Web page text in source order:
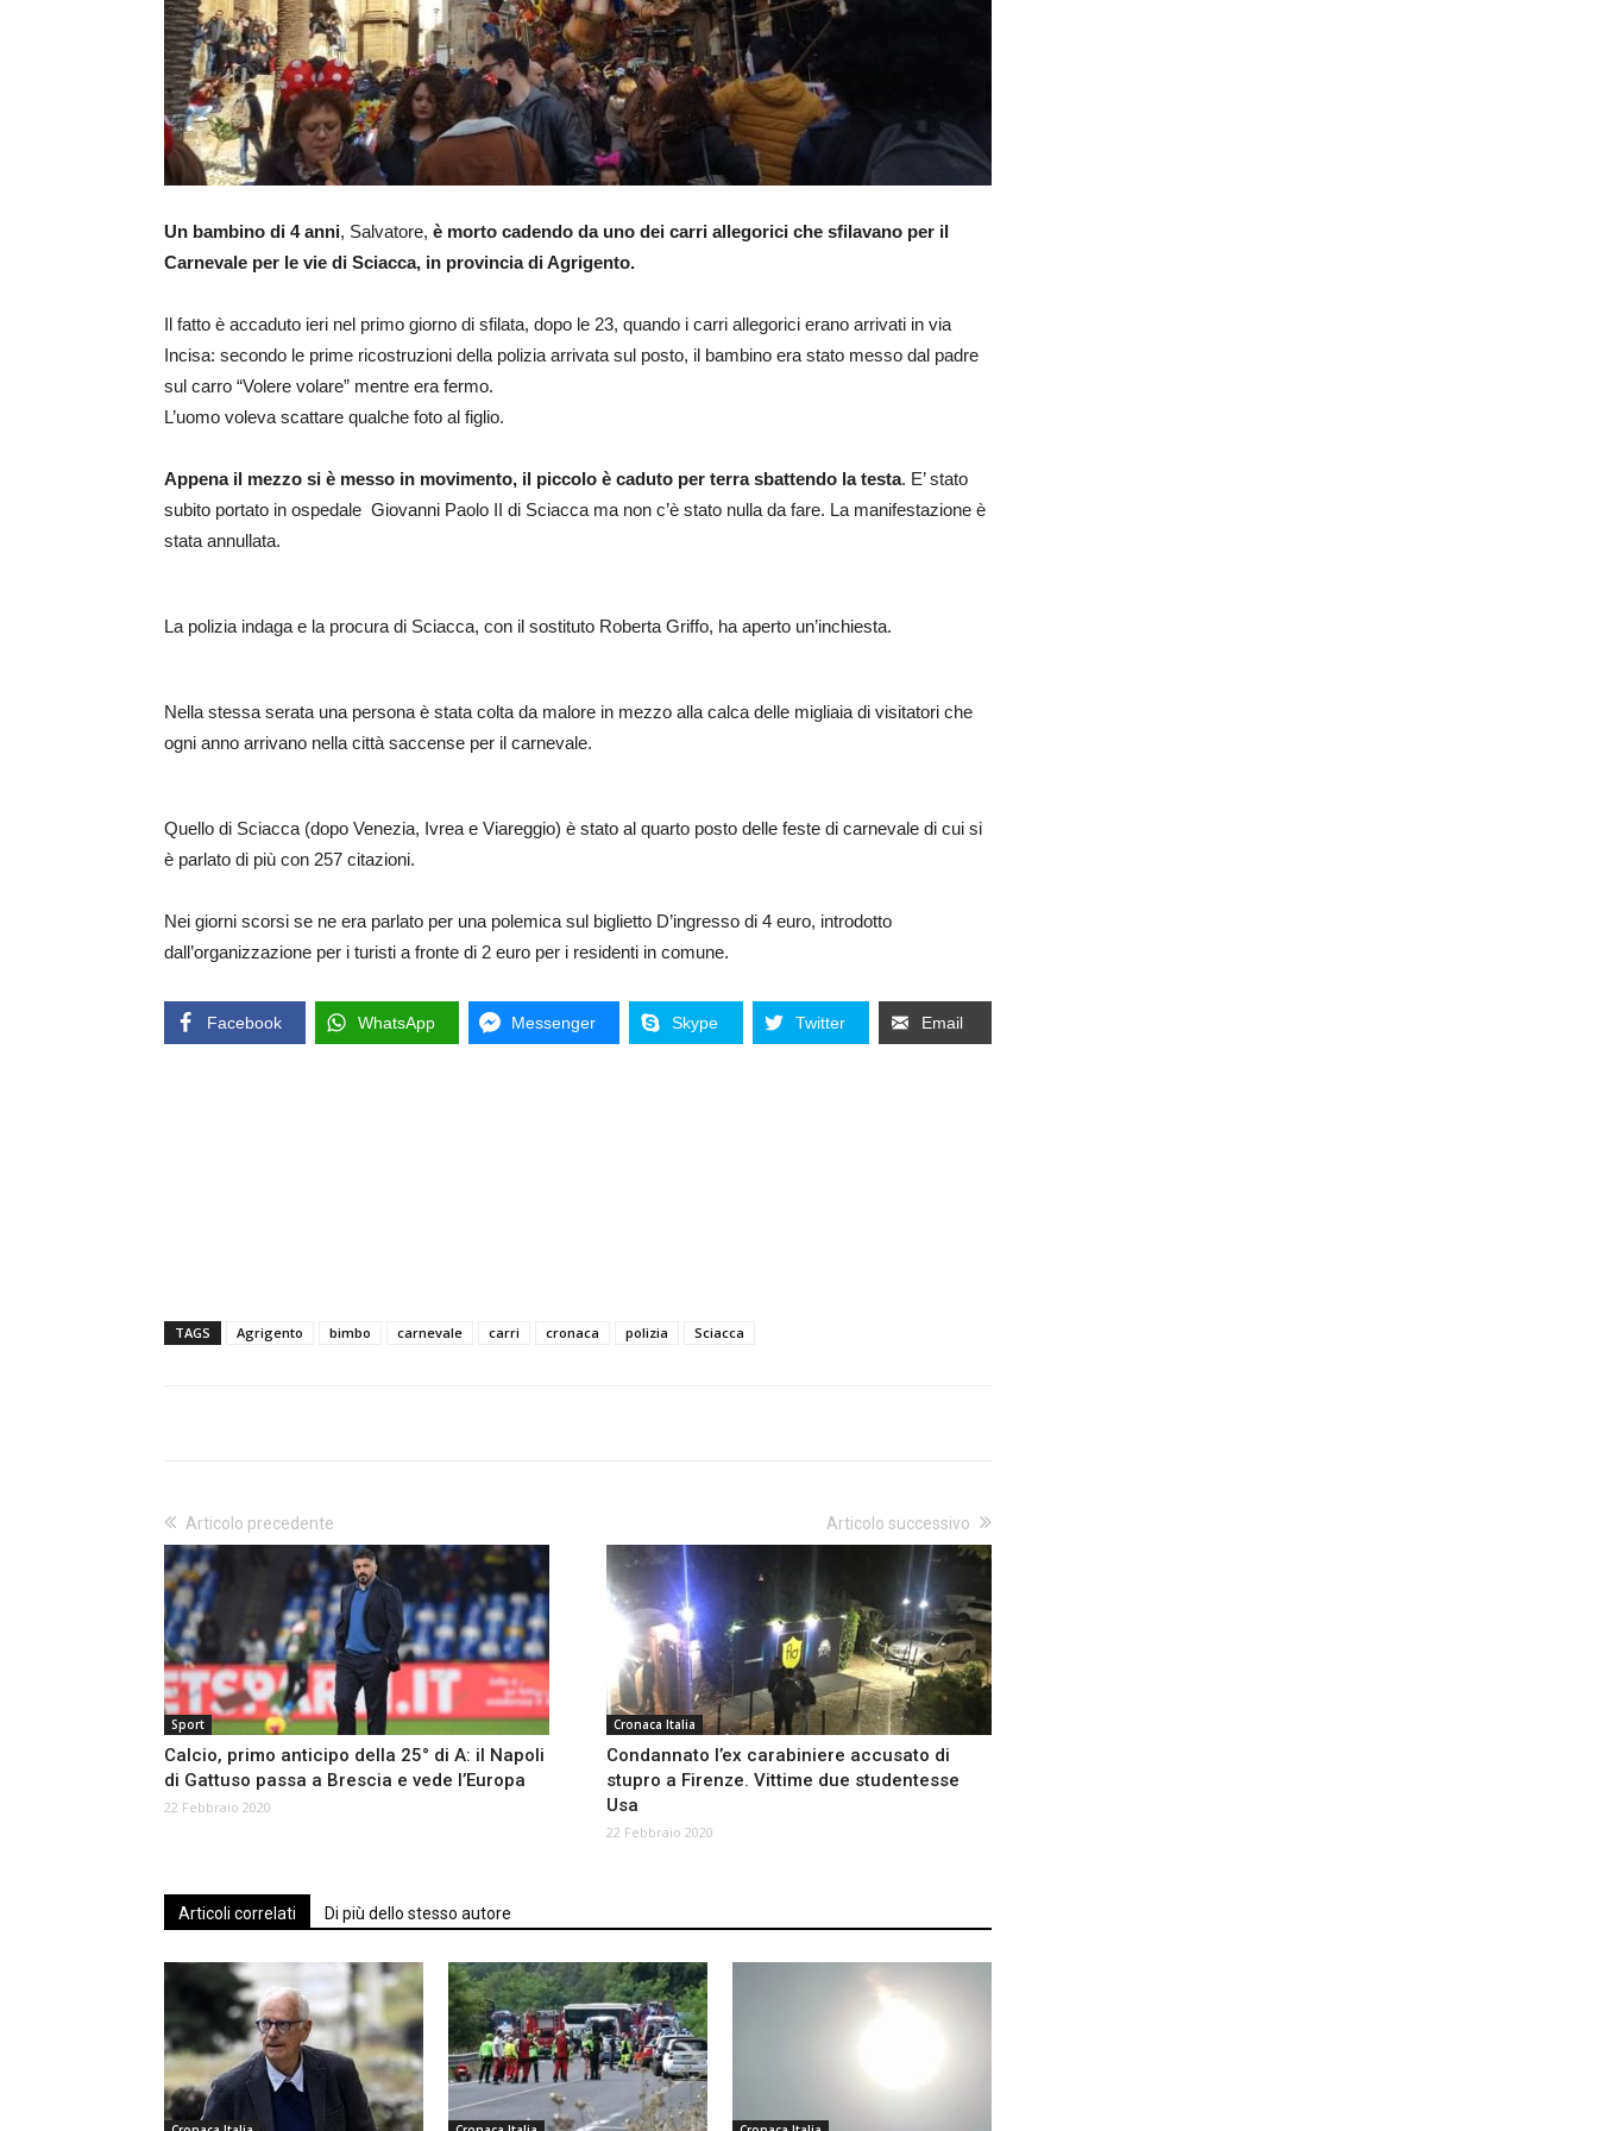
Un bambino di 4 anni, Salvatore, è morto cadendo da uno dei carri allegorici che sfilavano per il
Carnevale per le vie di Sciacca, in provincia di Agrigento.
Il fatto è accaduto ieri nel primo giorno di sfilata, dopo le 23, quando i carri allegorici erano arrivati in via
Incisa: secondo le prime ricostruzioni della polizia arrivata sul posto, il bambino era stato messo dal padre
sul carro “Volere volare” mentre era fermo.
L’uomo voleva scattare qualche foto al figlio.
Appena il mezzo si è messo in movimento, il piccolo è caduto per terra sbattendo la testa. E’ stato
subito portato in ospedale Giovanni Paolo II di Sciacca ma non c’è stato nulla da fare. La manifestazione è
stata annullata.
La polizia indaga e la procura di Sciacca, con il sostituto Roberta Griffo, ha aperto un’inchiesta.
Nella stessa serata una persona è stata colta da malore in mezzo alla calca delle migliaia di visitatori che
ogni anno arrivano nella città saccense per il carnevale.
Quello di Sciacca (dopo Venezia, Ivrea e Viareggio) è stato al quarto posto delle feste di carnevale di cui si
è parlato di più con 257 citazioni.
Nei giorni scorsi se ne era parlato per una polemica sul biglietto D’ingresso di 4 euro, introdotto
dall’organizzazione per i turisti a fronte di 2 euro per i residenti in comune.
Facebook WhatsApp Messenger Skype Twitter Email
TAGS Agrigento bimbo carnevale carri cronaca polizia Sciacca
Articolo precedente
Sport
Calcio, primo anticipo della 25° di A: il Napoli
di Gattuso passa a Brescia e vede l’Europa
22 Febbraio 2020
Articolo successivo
Cronaca Italia
Condannato l’ex carabiniere accusato di
stupro a Firenze. Vittime due studentesse
Usa
22 Febbraio 2020
Articoli correlati Di più dello stesso autore